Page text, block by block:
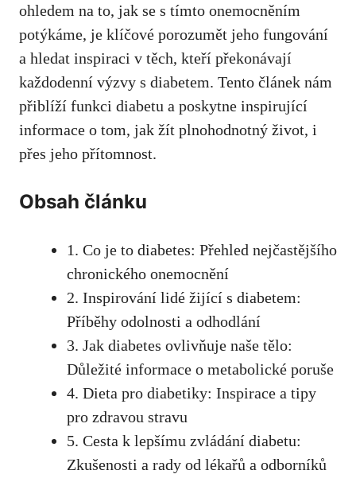
⁢ohledem na to, jak se s tímto onemocněním
potýkáme, je klíčové porozumět jeho fungování
a hledat inspiraci v těch, kteří překonávají
každodenní výzvy s diabetem. ‍Tento článek nám
přiblíží funkci diabetu⁤ a poskytne inspirující
informace o tom, jak ⁤žít ⁤plnohodnotný život, i
přes jeho přítomnost.
Obsah článku
1. Co je to diabetes: Přehled nejčastějšího
chronického‍ onemocnění
2. Inspirování lidé ⁢žijící ⁣s diabetem:
Příběhy odolnosti‍ a​ odhodlání
3.‌ Jak diabetes ovlivňuje naše ⁤tělo:
Důležité informace o metabolické‌ poruše
4.‌ Dieta pro diabetiky: Inspirace a tipy‍
pro zdravou⁣ stravu
5. Cesta ⁢k lepšímu zvládání diabetu:
Zkušenosti a rady od lékařů a‍ odborníků